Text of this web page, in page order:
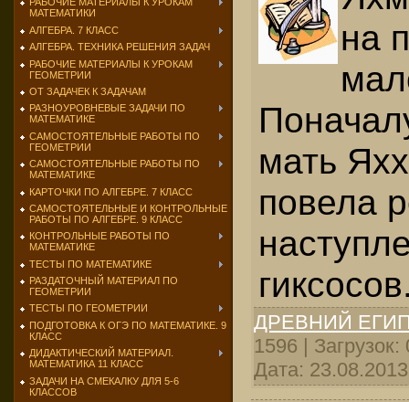
МАТЕМАТИКИ
АЛГЕБРА. 7 КЛАСС
АЛГЕБРА. ТЕХНИКА РЕШЕНИЯ ЗАДАЧ
РАБОЧИЕ МАТЕРИАЛЫ К УРОКАМ
ГЕОМЕТРИИ
ОТ ЗАДАЧЕК К ЗАДАЧАМ
РАЗНОУРОВНЕВЫЕ ЗАДАЧИ ПО
МАТЕМАТИКЕ
САМОСТОЯТЕЛЬНЫЕ РАБОТЫ ПО
ГЕОМЕТРИИ
САМОСТОЯТЕЛЬНЫЕ РАБОТЫ ПО
МАТЕМАТИКЕ
КАРТОЧКИ ПО АЛГЕБРЕ. 7 КЛАСС
САМОСТОЯТЕЛЬНЫЕ И КОНТРОЛЬНЫЕ
РАБОТЫ ПО АЛГЕБРЕ. 9 КЛАСС
КОНТРОЛЬНЫЕ РАБОТЫ ПО
МАТЕМАТИКЕ
ТЕСТЫ ПО МАТЕМАТИКЕ
РАЗДАТОЧНЫЙ МАТЕРИАЛ ПО
ГЕОМЕТРИИ
ТЕСТЫ ПО ГЕОМЕТРИИ
ПОДГОТОВКА К ОГЭ ПО МАТЕМАТИКЕ. 9
КЛАСС
ДИДАКТИЧЕСКИЙ МАТЕРИАЛ.
МАТЕМАТИКА 11 КЛАСС
ЗАДАЧИ НА СМЕКАЛКУ ДЛЯ 5-6
КЛАССОВ
на
мать
повела
ДРЕВНИЙ
1596 |
Дата: 23.08.2013